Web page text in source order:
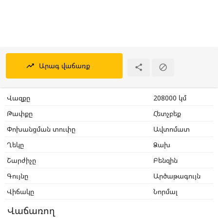
trending_up Արագ վաճառք  
Վազքը
208000 կմ
Թափքը
Հետչբեք
Փոխանցման տուփը
Ավտոմատ
Ղեկը
Ձախ
Շարժիչը
Բենզին
Գույնը
Արծաթագույն
Վիճակը
Նորմալ
Վաճառող